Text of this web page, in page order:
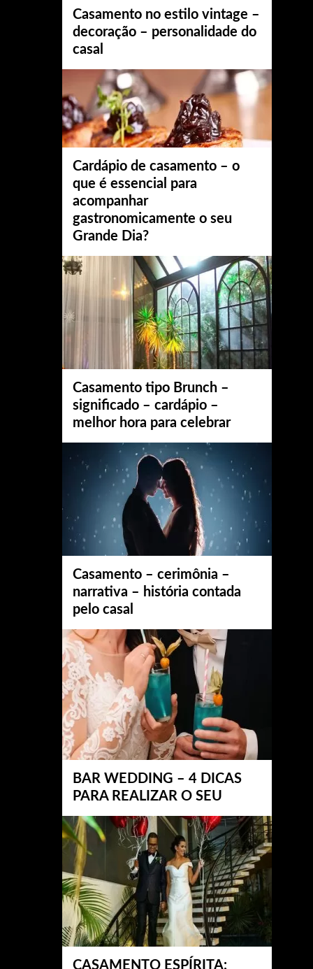
Casamento no estilo vintage –
decoração – personalidade do
casal
Cardápio de casamento – o
que é essencial para
acompanhar
gastronomicamente o seu
Grande Dia?
Casamento tipo Brunch –
significado – cardápio –
melhor hora para celebrar
Casamento – cerimônia –
narrativa – história contada
pelo casal
BAR WEDDING – 4 DICAS
PARA REALIZAR O SEU
CASAMENTO ESPÍRITA: